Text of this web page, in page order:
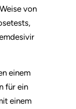
von
einem
für ein
einem